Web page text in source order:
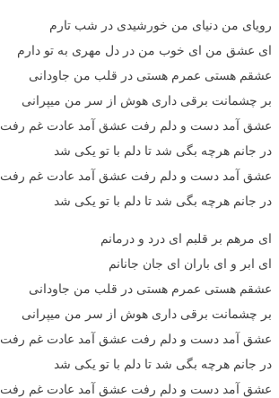
رویای من دنیای من خورشیدی در شب تارم
ای عشق من ای خوب من در دل مهری به تو دارم
عشقم هستی عمرم هستی در قلب من جاودانی
بر چشمانت برقی داری هوش از سر من میپرانی
عشق آمد دست و دلم رفت عشق آمد عادت غم رفت
در جانم هرچه بگی شد تا دلم با تو یکی شد
عشق آمد دست و دلم رفت عشق آمد عادت غم رفت
در جانم هرچه بگی شد تا دلم با تو یکی شد
ای مرهم بر قلبم ای درد و درمانم
ای ابر و ای باران ای جان جانانم
عشقم هستی عمرم هستی در قلب من جاودانی
بر چشمانت برقی داری هوش از سر من میپرانی
عشق آمد دست و دلم رفت عشق آمد عادت غم رفت
در جانم هرچه بگی شد تا دلم با تو یکی شد
عشق آمد دست و دلم رفت عشق آمد عادت غم رفت